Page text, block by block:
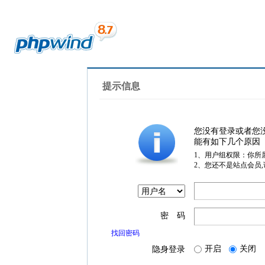
提示信息
您没有登录或者您
能有如下几个原因
1、用户组权限：你所
2、您还不是站点会员
密 码
找回密码
隐身登录 开启 关闭